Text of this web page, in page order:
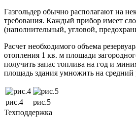
Газгольдер обычно располагают на
требования. Каждый прибор имеет
(наполнительный, угловой,
Расчет необходимого объема
отопления 1 кв. м площади
получить запас топлива на год и
площадь здания умножить на средний
рис.4
рис.5
Техподдержка